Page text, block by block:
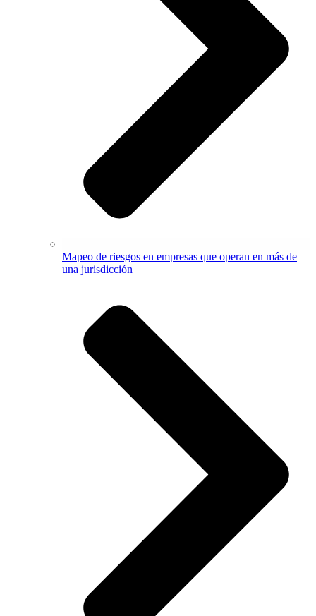
Mapeo de riesgos en empresas que operan en más de
una jurisdicción